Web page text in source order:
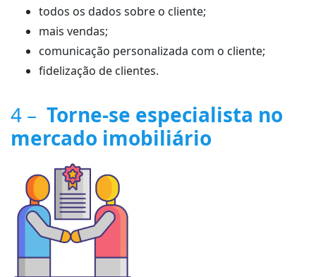
todos os dados sobre o cliente;
mais vendas;
comunicação personalizada com o cliente;
fidelização de clientes.
4 – Torne-se especialista no
mercado imobiliário